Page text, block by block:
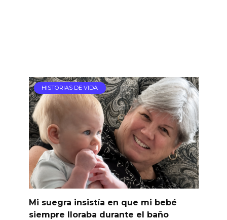
HISTORIAS DE VIDA
Mi suegra insistía en que mi bebé
siempre lloraba durante el baño